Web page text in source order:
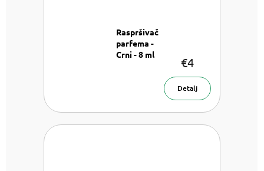
Raspršivač
parfema -
Crni - 8 ml
€4
Detalj